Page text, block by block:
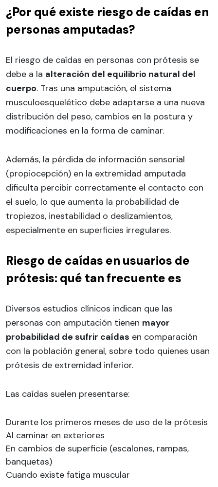
¿Por qué existe riesgo de caídas en
personas amputadas?
El riesgo de caídas en personas con prótesis se
debe a la alteración del equilibrio natural del
cuerpo. Tras una amputación, el sistema
musculoesquelético debe adaptarse a una nueva
distribución del peso, cambios en la postura y
modificaciones en la forma de caminar.
Además, la pérdida de información sensorial
(propiocepción) en la extremidad amputada
dificulta percibir correctamente el contacto con
el suelo, lo que aumenta la probabilidad de
tropiezos, inestabilidad o deslizamientos,
especialmente en superficies irregulares.
Riesgo de caídas en usuarios de
prótesis: qué tan frecuente es
Diversos estudios clínicos indican que las
personas con amputación tienen mayor
probabilidad de sufrir caídas en comparación
con la población general, sobre todo quienes usan
prótesis de extremidad inferior.
Las caídas suelen presentarse:
Durante los primeros meses de uso de la prótesis
Al caminar en exteriores
En cambios de superficie (escalones, rampas,
banquetas)
Cuando existe fatiga muscular